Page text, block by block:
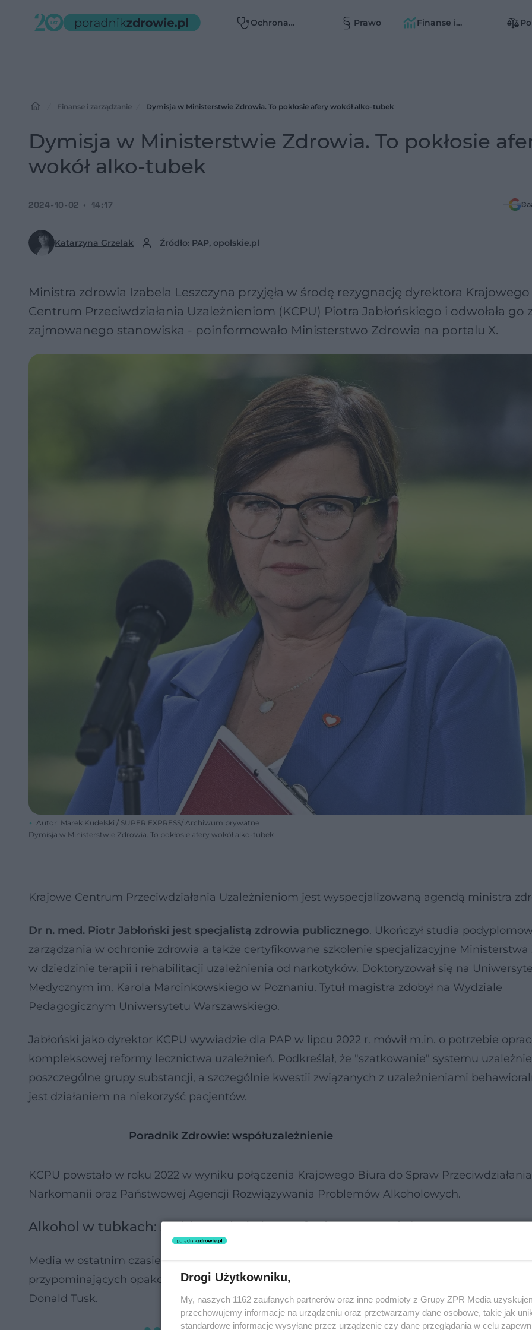
Ochrona
Prawo
Finanse i
Finanse i zarządzanie Dymisja w Ministerstwie Zdrowia. To pokłosie afery wokół alko-tubek
Dymisja w Ministerstwie Zdrowia. To pokłosie
wokół alko-tubek
Katarzyna Grzelak Źródło: PAP, opolskie.pl
2024-10-02 14:17
Ministra zdrowia Izabela Leszczyna przyjęła w środę rezygnację dyrektora Krajowego
Centrum Przeciwdziałania Uzależnieniom (KCPU) Piotra Jabłońskiego i odwołała go
zajmowanego stanowiska - poinformowało Ministerstwo Zdrowia na portalu X.
Autor: Marek Kudelski / SUPER EXPRESS/ Archiwum prywatne
Dymisja w Ministerstwie Zdrowia. To pokłosie afery wokół alko-tubek
Krajowe Centrum Przeciwdziałania Uzależnieniom jest wyspecjalizowaną agendą ministra
Dr n. med. Piotr Jabłoński jest specjalistą zdrowia publicznego. Ukończył studia
zarządzania w ochronie zdrowia a także certyfikowane szkolenie specjalizacyjne
w dziedzinie terapii i rehabilitacji uzależnienia od narkotyków. Doktoryzował się na
Medycznym im. Karola Marcinkowskiego w Poznaniu. Tytuł magistra zdobył na Wydziale
Pedagogicznym Uniwersytetu Warszawskiego.
Jabłoński jako dyrektor KCPU wywiadzie dla PAP w lipcu 2022 r. mówił m.in. o potrzebie
kompleksowej reformy lecznictwa uzależnień. Podkreślał, że "szatkowanie" systemu
poszczególne grupy substancji, a szczególnie kwestii związanych z uzależnieniami
jest działaniem na niekorzyść pacjentów.
Poradnik Zdrowie: współuzależnienie
KCPU powstało w roku 2022 w wyniku połączenia Krajowego Biura do Spraw Przeciwdziałania
Narkomanii oraz Państwowej Agencji Rozwiązywania Problemów Alkoholowych.
Alkohol w tubkach: szybka reakcja i wycofanie ze sprzedaży
Media w ostatnim czasie informowały o sprzedawanym w sklepach alkoholu w tubkach, do
przypominających opakowania musów owocowych. Do tej sprawy odniósł się we wtorek
Donald Tusk.
Drogi Użytkowniku,
My, naszych 1162 zaufanych partnerów oraz inne podmioty z Grupy ZPR Media
przechowujemy informacje na urządzeniu oraz przetwarzamy dane osobowe, takie jak
standardowe informacje wysyłane przez urządzenie czy dane przeglądania w celu